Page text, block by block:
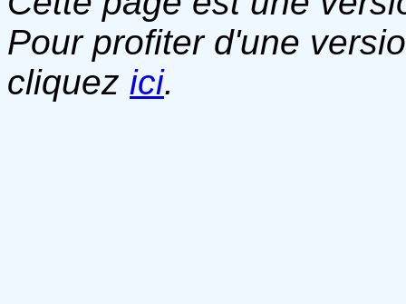
Pour profiter d'une
cliquez ici.